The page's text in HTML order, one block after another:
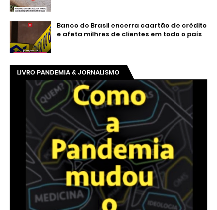
Banco do Brasil encerra caartão de crédito
e afeta milhres de clientes em todo o país
LIVRO PANDEMIA & JORNALISMO